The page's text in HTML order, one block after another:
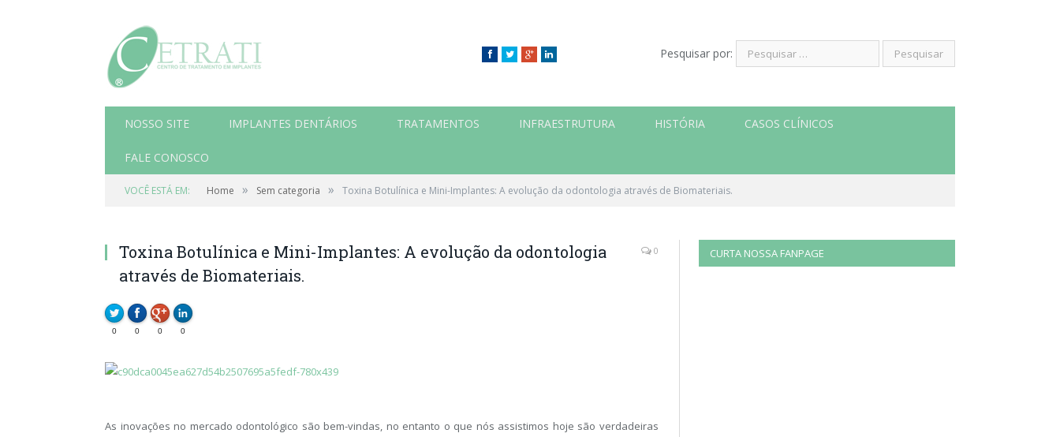
Facebook
TwitterGoogle+LinkedIn Pesquisar por:
NOSSO SITE IMPLANTES DENTÁRIOS TRATAMENTOS INFRAESTRUTURA HISTÓRIA CASOS CLÍNICOS
FALE CONOSCO
VOCÊ ESTÁ EM: Home » Sem categoria » Toxina Botulínica e Mini-Implantes: A evolução da odontologia através de Biomateriais.
Toxina Botulínica e Mini-Implantes: A evolução da odontologia
através de Biomateriais.
0
0 0 0 0
As inovações no mercado odontológico são bem-vindas, no entanto o que nós assistimos hoje são verdadeiras
CURTA NOSSA FANPAGE